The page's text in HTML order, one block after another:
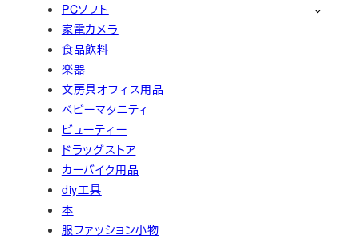
PCソフト
家電カメラ
食品飲料
楽器
文房具オフィス用品
ベビーマタニティ
ビューティー
ドラッグストア
カーバイク用品
diy工具
本
服ファッション小物